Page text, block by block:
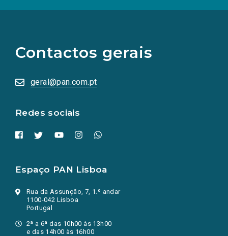
Contactos gerais
geral@pan.com.pt
Redes sociais
redes
sociais
numa
nova
Espaço PAN Lisboa
Rua da Assunção, 7, 1.º andar
1100-042 Lisboa
Portugal
2ª a 6ª das 10h00 às 13h00
e das 14h00 às 16h00